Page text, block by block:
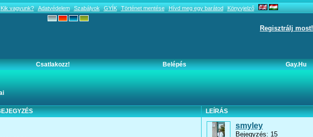
Kik vagyunk? Adatvédelem Szabályok GYÍK Történet mentése Hívd meg egy barátod Könyvjelző
Regisztrálj most!
Csatlakozz! Belépés Gay.hu
LEÍRÁS
smyley
Bejegyzés: 15